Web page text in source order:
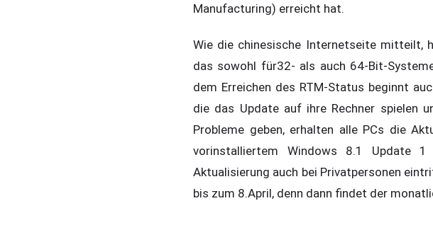
Manufacturing) erreicht hat.
Wie die chinesische Internetseite mitteilt,
das sowohl für32- als auch 64-Bit-
dem Erreichen des RTM-Status beginnt
die das Update auf ihre Rechner spielen
Probleme geben, erhalten alle PCs die
vorinstalliertem Windows 8.1 Update
Aktualisierung auch bei Privatpersonen
bis zum 8.April, denn dann findet der